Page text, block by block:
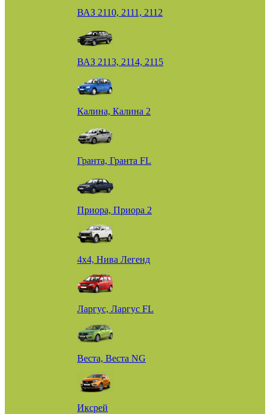
ВАЗ 2110, 2111, 2112
ВАЗ 2113, 2114, 2115
Калина, Калина 2
Гранта, Гранта FL
Приора, Приора 2
4х4, Нива Легенд
Ларгус, Ларгус FL
Веста, Веста NG
Иксрей